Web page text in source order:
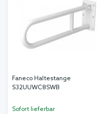
Faneco Haltestange
S32UUWC8SWB
Sofort lieferbar